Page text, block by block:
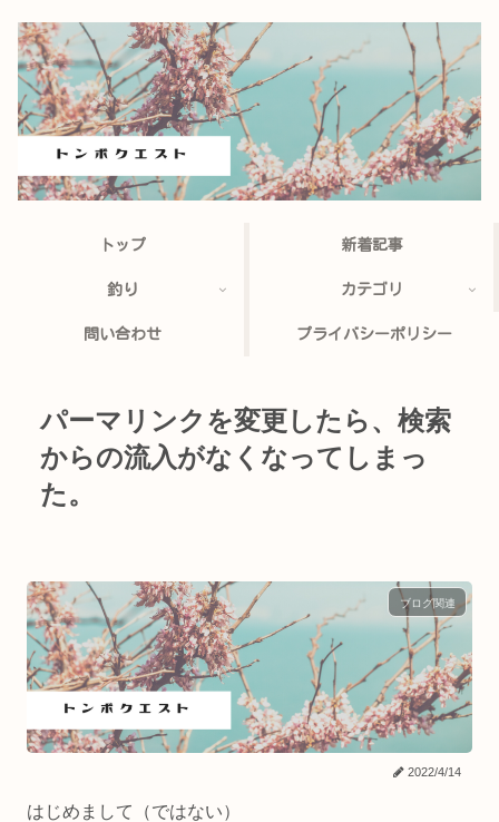
トップ 新着記事
釣り カテゴリ
問い合わせ プライバシーポリシー
パーマリンクを変更したら、検索
からの流入がなくなってしまっ
た。
ブログ関連
2022/4/14
はじめまして（ではない）